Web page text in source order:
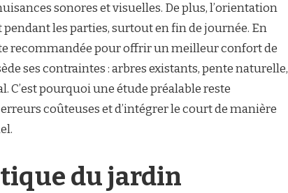
sonores et visuelles. De plus, l’orientation
les parties, surtout en fin de journée. En
recommandée pour offrir un meilleur confort de
ses contraintes : arbres existants, pente naturelle,
C’est pourquoi une étude préalable reste
coûteuses et d’intégrer le court de manière
du jardin